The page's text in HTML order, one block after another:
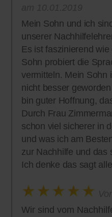
Mein Sohn und ich
unserer
Es ist faszinierend
Sohn probiert die
vermitteln. Mein Sohn
nicht besser
bin guter Hoffnung,
Durch Frau
schon viel sicherer in
und was ich am
zur Nachhilfe und das
Ich denke das sagt
Wir sind vom